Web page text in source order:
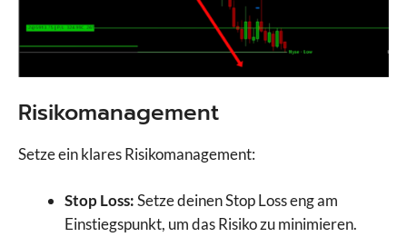
Risikomanagement
Setze ein klares Risikomanagement:
Stop Loss:Setze deinen Stop Loss eng am
Einstiegspunkt, um das Risiko zu minimieren.